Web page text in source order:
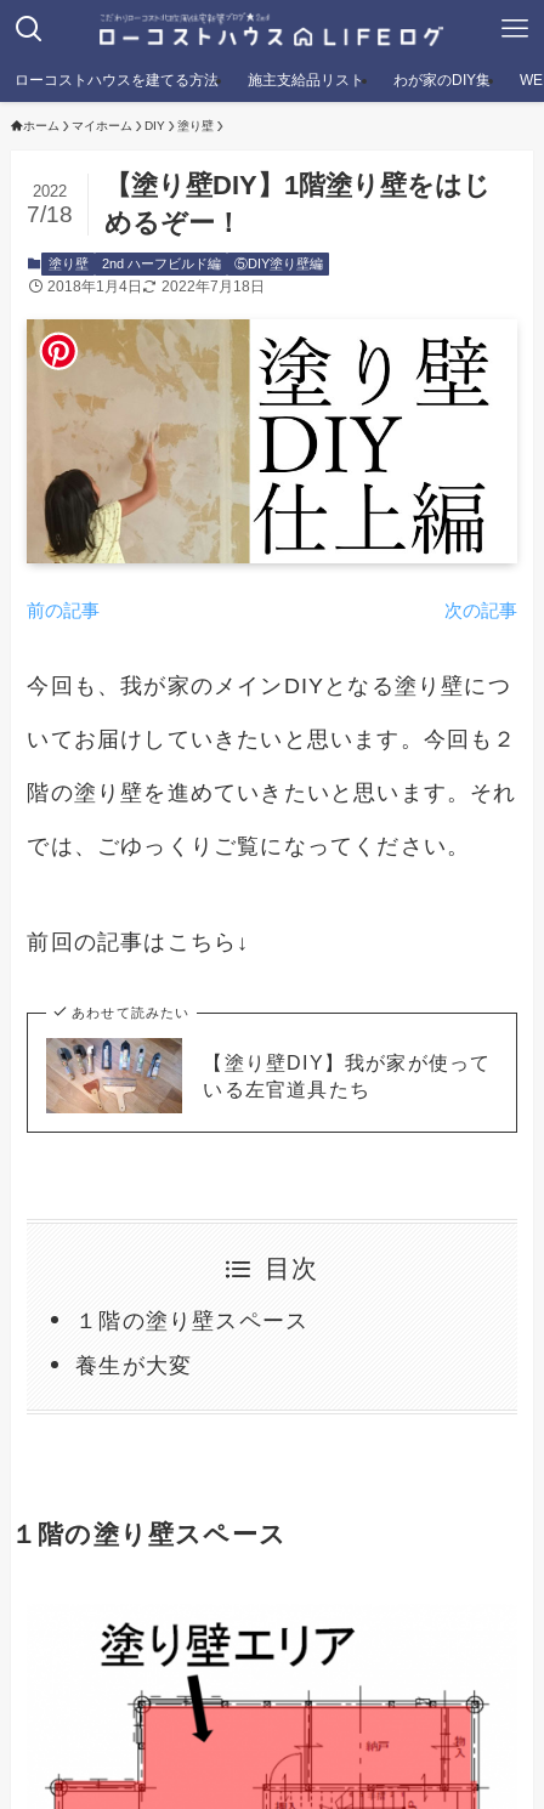
ローコストハウスを建てる方法 施主支給品リスト わが家のDIY集
ホーム マイホーム DIY 塗り壁
【塗り壁DIY】1階塗り壁をはじ
めるぞー！
2022
7/18
塗り壁 2nd ハーフビルド編 ⑤DIY塗り壁編
2018年1月4日 2022年7月18日
前の記事 次の記事
今回も、我が家のメインDIYとなる塗り壁につ
いてお届けしていきたいと思います。今回も２
階の塗り壁を進めていきたいと思います。それ
では、ごゆっくりご覧になってください。
前回の記事はこちら↓
あわせて読みたい
【塗り壁DIY】我が家が使って
いる左官道具たち
目次
１階の塗り壁スペース
養生が大変
１階の塗り壁スペース